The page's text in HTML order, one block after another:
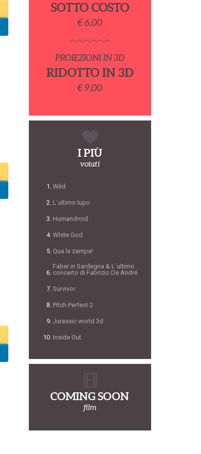
SOTTO COSTO
€ 6,00
PROIEZIONI IN 3D
RIDOTTO IN 3D
€ 9,00
I PIÙ
votati
Wild
L´ultimo lupo
Humandroid
White God
Qua la zampa!
Faber in Sardegna & L´ultimo
concerto di Fabrizio De André
Survivor
Pitch Perfect 2
Jurassic world 3d
Inside Out
COMING SOON
film